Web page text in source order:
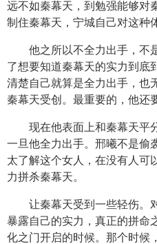
远不如秦幕天，到勉强能够对
制住秦幕天，宁城自己对这种
他之所以不全力出手，不
了想要知道秦幕天的实力到底
清楚自己就算是全力出手，也
秦幕天受创。最重要的，他还
现在他表面上和秦幕天平
一旦他全力出手。邢曦不是偷
太了解这个女人，在没有人可
力拼杀秦幕天。
让秦幕天受到一些轻伤。
暴露自己的实力，真正的拼命
化之门开启的时候。那个时候